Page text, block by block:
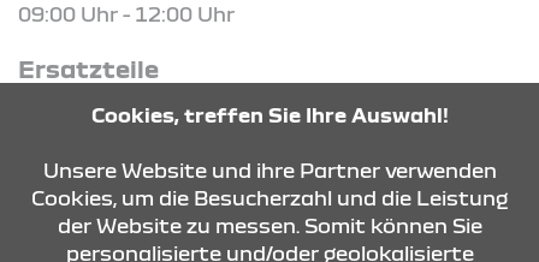
09:00 Uhr - 12:00 Uhr
Ersatzteile
07:30 Uhr - 17:00 Uhr
KONTAKT & ANFAHRT
Cookies, treffen Sie Ihre Auswahl!
Unsere Website und ihre Partner verwenden
Cookies, um die Besucherzahl und die Leistung
der Website zu messen. Somit können Sie
personalisierte und/oder geolokalisierte